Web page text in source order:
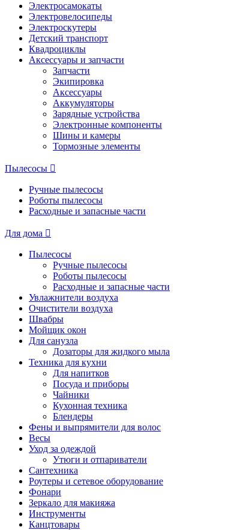
Электросамокаты
Электровелосипеды
Электроскутеры
Детский транспорт
Квадроциклы
Аксессуары и запчасти
Запчасти
Экипировка
Аксессуары
Аккумуляторы
Зарядные устройства
Электронные компоненты
Шины и камеры
Тормозные элементы
Пылесосы
Ручные пылесосы
Роботы пылесосы
Расходные и запасные части
Для дома
Пылесосы
Ручные пылесосы
Роботы пылесосы
Расходные и запасные части
Увлажнители воздуха
Очистители воздуха
Швабры
Мойщик окон
Для санузла
Дозаторы для жидкого мыла
Техника для кухни
Для напитков
Посуда и приборы
Чайники
Кухонная техника
Блендеры
Фены и выпрямители для волос
Весы
Уход за одеждой
Утюги и отпариватели
Сантехника
Роутеры и сетевое оборудование
Фонари
Зеркало для макияжа
Инструменты
Канцтовары